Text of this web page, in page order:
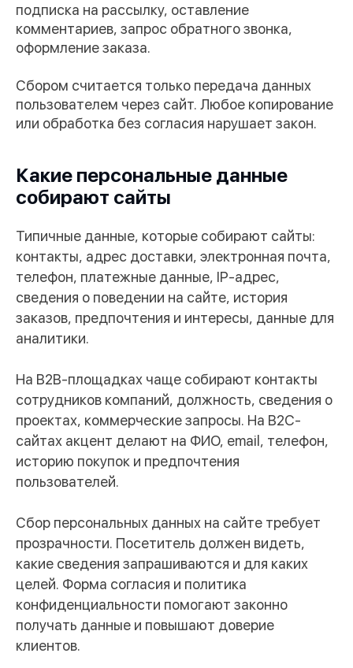
подписка на рассылку, оставление
комментариев, запрос обратного звонка,
оформление заказа.
Сбором считается только передача данных
пользователем через сайт. Любое копирование
или обработка без согласия нарушает закон.
Какие персональные данные
собирают сайты
Типичные данные, которые собирают сайты:
контакты, адрес доставки, электронная почта,
телефон, платежные данные, IP-адрес,
сведения о поведении на сайте, история
заказов, предпочтения и интересы, данные для
аналитики.
На B2B-площадках чаще собирают контакты
сотрудников компаний, должность, сведения о
проектах, коммерческие запросы. На B2C-
сайтах акцент делают на ФИО, email, телефон,
историю покупок и предпочтения
пользователей.
Сбор персональных данных на сайте требует
прозрачности. Посетитель должен видеть,
какие сведения запрашиваются и для каких
целей. Форма согласия и политика
конфиденциальности помогают законно
получать данные и повышают доверие
клиентов.